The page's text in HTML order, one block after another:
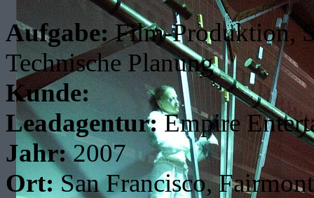
Aufgabe:Film-Produktion,
Technische Planung
Kunde:
Leadagentur:Empire
Jahr:2007
Ort:San Francisco,